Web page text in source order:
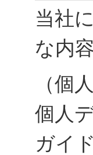
当社
な内
（個
個人
ガイ